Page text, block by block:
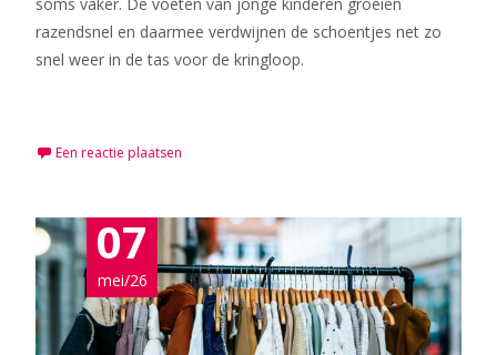
razendsnel en daarmee verdwijnen de schoentjes net zo
snel weer in de tas voor de kringloop.
Een reactie plaatsen
07
mei/26